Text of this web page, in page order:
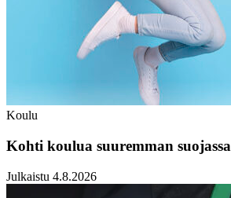
Koulu
Kohti koulua suuremman suojassa
Julkaistu 4.8.2026